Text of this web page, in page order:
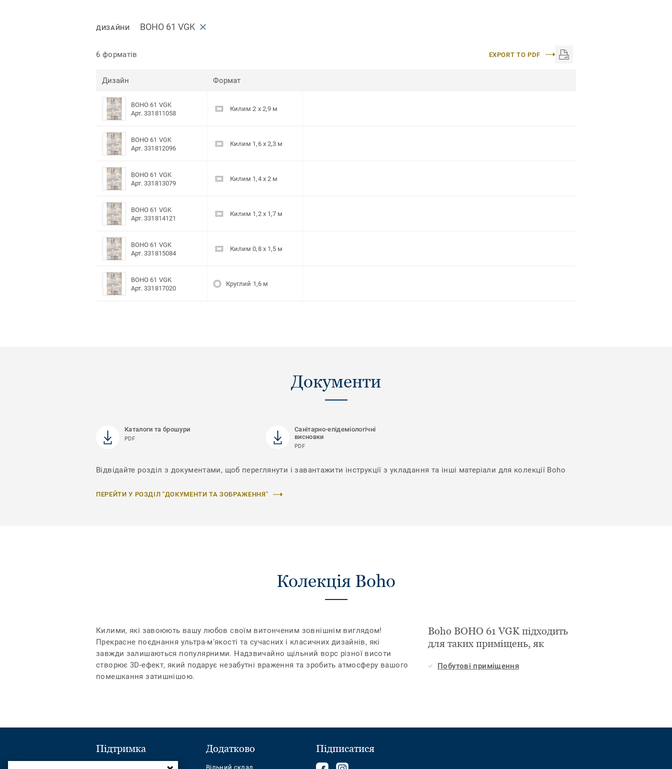
ДИЗАЙНИ BOHO 61 VGK
6 форматів EXPORT TO PDF
Дизайн Формат
BOHO 61 VGK
Арт. 331811058
Килим 2 x 2,9 м
BOHO 61 VGK
Арт. 331812096
Килим 1,6 x 2,3 м
BOHO 61 VGK
Арт. 331813079
Килим 1,4 x 2 м
BOHO 61 VGK
Арт. 331814121
Килим 1,2 x 1,7 м
BOHO 61 VGK
Арт. 331815084
Килим 0,8 x 1,5 м
BOHO 61 VGK
Арт. 331817020
Круглий 1,6 м
Документи
Каталоги та брошури
PDF
Санітарно-епідеміологічні
висновки
PDF
Відвідайте розділ з документами, щоб переглянути і завантажити інструкції з укладання та інші матеріали для колекції Boho
ПЕРЕЙТИ У РОЗДІЛ "ДОКУМЕНТИ ТА ЗОБРАЖЕННЯ"
Колекція Boho
Килими, які завоюють вашу любов своїм витонченим зовнішнім виглядом!
Прекрасне поєднання ультра-м'якості та сучасних і класичних дизайнів, які
завжди залишаються популярними. Надзвичайно щільний ворс різної висоти
створює 3D-ефект, який подарує незабутні враження та зробить атмосферу вашого
помешкання затишнішою.
Boho BOHO 61 VGK підходить
для таких приміщень, як
Побутові приміщення
Підтримка
Надіслати повідомлення
Додатково
Вільний склад
Підписатися